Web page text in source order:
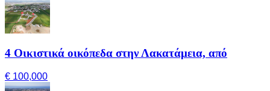
4 Οικιστικά οικόπεδα στην Λακατάμεια, από
€ 100,000